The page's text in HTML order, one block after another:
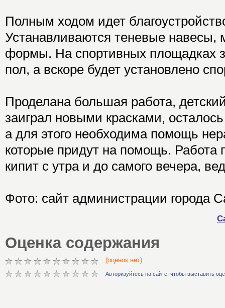
Полным ходом идет
Устанавливаются теневые навесы,
формы. На спортивных площадках
пол, а вскоре будет установлено
Проделана большая работа,
заиграл новыми красками,
а для этого необходима помощь
которые придут на помощь. Работа
кипит с утра и до самого вечера,
Фото: сайт администрации города
Оценка содержания
(оценок нет)
Авторизуйтесь на сайте, чтобы выставить